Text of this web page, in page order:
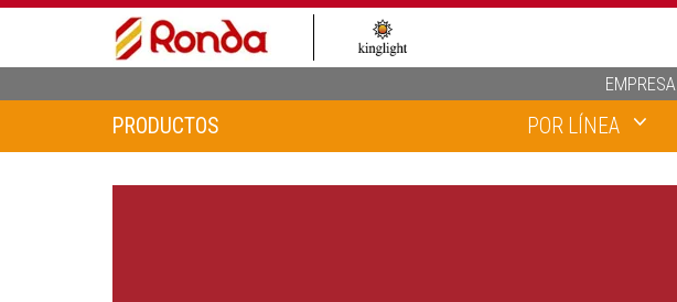
EMPRESA
PRODUCTOS POR LÍNEA